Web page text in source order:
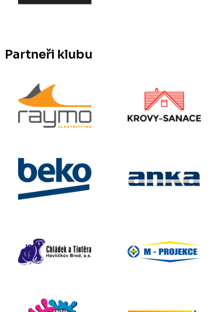
Partneři klubu